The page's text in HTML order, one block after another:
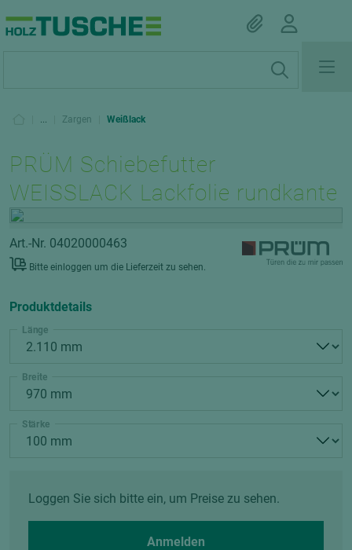
... Zargen Weißlack
PRÜM Schiebefutter
WEISSLACK Lackfolie rundkante
Art.-Nr. 04020000463
Bitte einloggen um die Lieferzeit zu sehen.
Produktdetails
Länge
Breite
Stärke
Loggen Sie sich bitte ein, um Preise zu sehen.
Anmelden